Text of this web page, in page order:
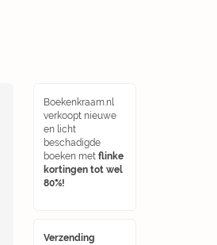
Boekenkraam.nl
verkoopt nieuwe
en licht
beschadigde
boeken met flinke
kortingen tot wel
80%!
Verzending